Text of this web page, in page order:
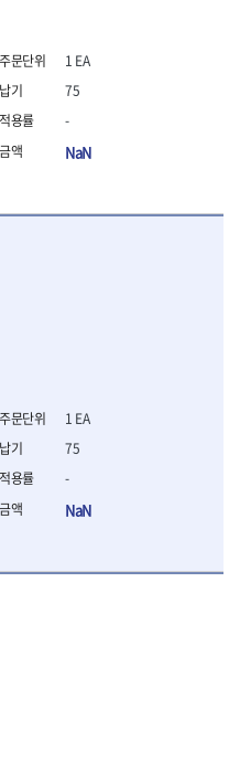
- 에어다이그라인더
- 에어앵글그라인더
- 에어리베터기
- 타이어압력게이지
- 에어폴리셔
- 핸드카트
- 운반가방
연마기계
- 건식그라인더
- 연마지그
콰이어트존
플렉스-절단석
황금손
1 EA
75
-
NaN
1 EA
75
-
NaN